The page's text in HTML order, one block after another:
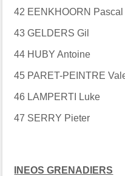
42 EENKHOORN Pascal
43 GELDERS Gil
44 HUBY Antoine
45 PARET-PEINTRE
46 LAMPERTI Luke
47 SERRY Pieter
INEOS GRENADIERS